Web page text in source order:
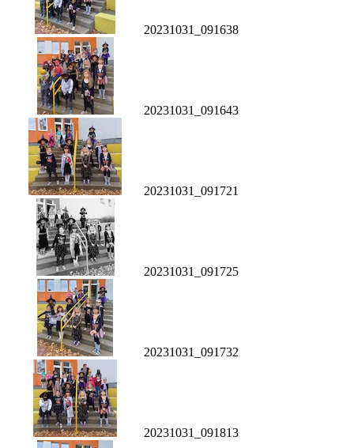
20231031_091638
20231031_091643
20231031_091721
20231031_091725
20231031_091732
20231031_091813